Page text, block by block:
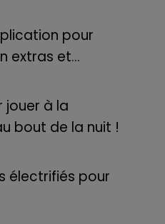
pour
extras et...
jouer à la
bout de la nuit !
électrifiés pour